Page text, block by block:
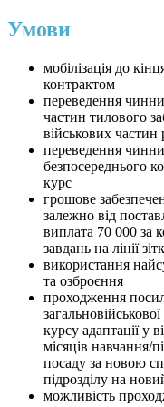
Умови
мобілізація до
контрактом
переведення
частин тилового
військових
переведення
безпосереднього
курс
грошове
залежно від
виплата 70 000 за
завдань на лінії
використання
та озброєння
проходження
курсу адаптації у
місяців навчання/
посаду за новою
підрозділу на
можливість